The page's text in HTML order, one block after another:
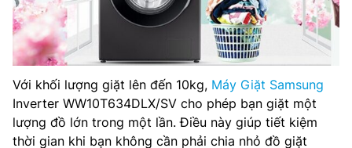
Với khối lượng giặt lên đến 10kg, Máy Giặt Samsung
Inverter WW10T634DLX/SV cho phép bạn giặt một
lượng đồ lớn trong một lần. Điều này giúp tiết kiệm
thời gian khi bạn không cần phải chia nhỏ đồ giặt